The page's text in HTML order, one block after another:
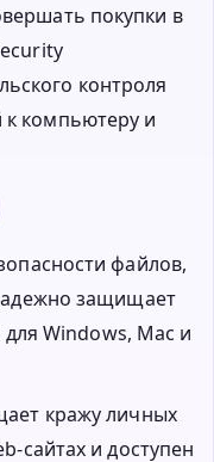
покупки в
контроля
к компьютеру и
файлов,
защищает
для Windows, Mac и
кражу личных
сайтах и доступен